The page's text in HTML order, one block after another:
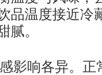
品温度接近冷
腻。
影响各异。正